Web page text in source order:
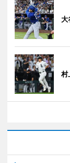
大
村